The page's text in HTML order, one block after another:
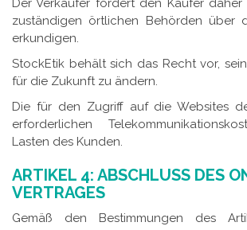
Der Verkäufer fordert den Käufer
zuständigen örtlichen Behörden über
erkundigen.
StockEtik behält sich das Recht vor,
für die Zukunft zu ändern.
Die für den Zugriff auf die Websites
erforderlichen
Lasten des Kunden.
ARTIKEL 4: ABSCHLUSS DES
VERTRAGES
Gemäß den Bestimmungen des